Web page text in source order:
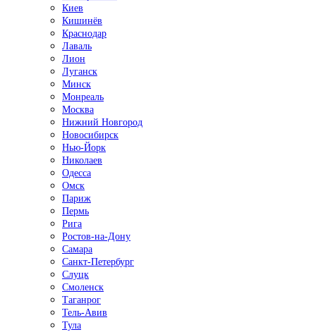
Киев
Кишинёв
Краснодар
Лаваль
Лион
Луганск
Минск
Монреаль
Москва
Нижний Новгород
Новосибирск
Нью-Йорк
Николаев
Одесса
Омск
Париж
Пермь
Рига
Ростов-на-Дону
Самара
Санкт-Петербург
Слуцк
Смоленск
Таганрог
Тель-Авив
Тула